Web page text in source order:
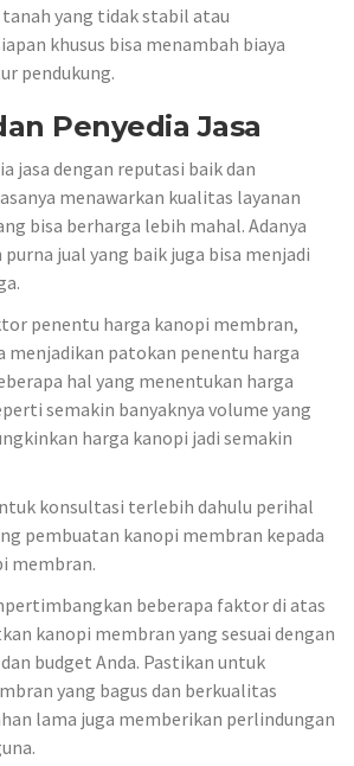
yang tidak stabil atau
khusus bisa menambah biaya
pendukung.
Penyedia Jasa
jasa dengan reputasi baik dan
menawarkan kualitas layanan
bisa berharga lebih mahal. Adanya
jual yang baik juga bisa menjadi
penentu harga kanopi membran,
menjadikan patokan penentu harga
hal yang menentukan harga
semakin banyaknya volume yang
harga kanopi jadi semakin
konsultasi terlebih dahulu perihal
pembuatan kanopi membran kepada
membran.
beberapa faktor di atas
kanopi membran yang sesuai dengan
budget Anda. Pastikan untuk
yang bagus dan berkualitas
lama juga memberikan perlindungan